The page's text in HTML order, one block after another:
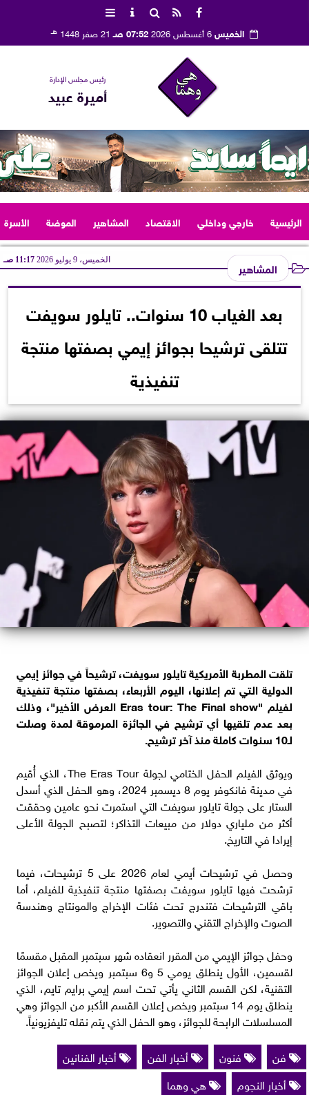
الخميس 07:52 صـ 21 صفر 1448 هـ
رئيس مجلس الإدارة
أميرة عبيد
الرئيسية خارجي وداخلي الاقتصاد المشاهير الموضة الأسرة
المشاهير الخميس، 9 يوليو 2026 11:17 صـ
بعد الغياب 10 سنوات.. تايلور سويفت
تتلقى ترشيحا بجوائز إيمي بصفتها منتجة
تنفيذية
تلقت المطربة الأمريكية تايلور سويفت، ترشيحاً في جوائز إيمي
الدولية التي تم إعلانها، اليوم الأربعاء، بصفتها منتجة تنفيذية
لفيلم "Eras tour: The Final show العرض الأخير"، وذلك
بعد عدم تلقيها أي ترشيح في الجائزة المرموقة لمدة وصلت
لـ10 سنوات كاملة منذ آخر ترشيح.
ويوثق الفيلم الحفل الختامي لجولة The Eras Tour، الذي أُقيم
في مدينة فانكوفر يوم 8 ديسمبر 2024، وهو الحفل الذي أسدل
الستار على جولة تايلور سويفت التي استمرت نحو عامين وحققت
أكثر من ملياري دولار من مبيعات التذاكر؛ لتصبح الجولة الأعلى
إيرادا في التاريخ.
وحصل في ترشيحات أيمي لعام 2026 على 5 ترشيحات، فيما
ترشحت فيها تايلور سويفت بصفتها منتجة تنفيذية للفيلم، أما
باقي الترشيحات فتندرج تحت فئات الإخراج والمونتاج وهندسة
الصوت والإخراج التقني والتصوير.
وحفل جوائز الإيمي من المقرر انعقاده شهر سبتمبر المقبل مقسمًا
لقسمين، الأول ينطلق يومي 5 و6 سبتمبر ويخص إعلان الجوائز
التقنية، لكن القسم الثاني يأتي تحت اسم إيمي برايم تايم، الذي
ينطلق يوم 14 سبتمبر ويخص إعلان القسم الأكبر من الجوائز وهي
المسلسلات الرابحة للجوائز، وهو الحفل الذي يتم نقله تليفزيونياً.
فن
فنون أخبار الفن
أخبار الفنانين
أخبار النجوم
هي وهما